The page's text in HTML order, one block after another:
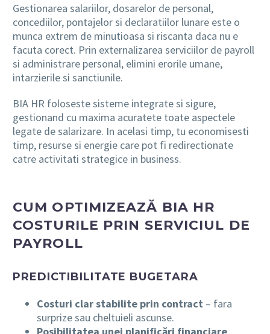
Gestionarea salariilor, dosarelor de personal,
concediilor, pontajelor si declaratiilor lunare este o
munca extrem de minutioasa si riscanta daca nu e
facuta corect. Prin externalizarea serviciilor de payroll
si administrare personal, elimini erorile umane,
intarzierile si sanctiunile.
BIA HR foloseste sisteme integrate si sigure,
gestionand cu maxima acuratete toate aspectele
legate de salarizare. In acelasi timp, tu economisesti
timp, resurse si energie care pot fi redirectionate
catre activitati strategice in business.
CUM OPTIMIZEAZĂ BIA HR
COSTURILE PRIN SERVICIUL DE
PAYROLL
PREDICTIBILITATE BUGETARA
Costuri clar stabilite prin contract – fara
surprize sau cheltuieli ascunse.